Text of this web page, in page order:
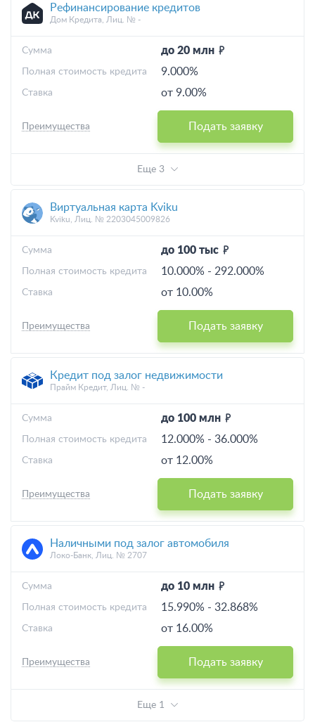
Рефинансирование кредитов
Дом Кредита, Лиц. № -
до 20 млн
Cумма
9.000%
Полная стоимость кредита
от 9.00%
Ставка
Подать заявку
Преимущества
Еще 3
Виртуальная карта Kviku
Kviku, Лиц. № 2203045009826
до 100 тыс
Cумма
10.000% - 292.000%
Полная стоимость кредита
от 10.00%
Ставка
Подать заявку
Преимущества
Кредит под залог недвижимости
Прайм Кредит, Лиц. № -
до 100 млн
Cумма
12.000% - 36.000%
Полная стоимость кредита
от 12.00%
Ставка
Подать заявку
Преимущества
Наличными под залог автомобиля
Локо-Банк, Лиц. № 2707
до 10 млн
Cумма
15.990% - 32.868%
Полная стоимость кредита
от 16.00%
Ставка
Подать заявку
Преимущества
Еще 1